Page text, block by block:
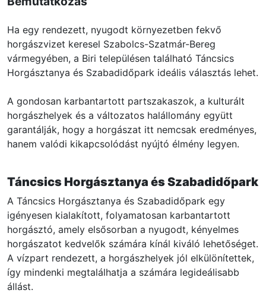
Ha egy rendezett, nyugodt környezetben fekvő
horgászvizet keresel Szabolcs-Szatmár-Bereg
vármegyében, a Biri településen található Táncsics
Horgásztanya és Szabadidőpark ideális választás lehet.
A gondosan karbantartott partszakaszok, a kulturált
horgászhelyek és a változatos halállomány együtt
garantálják, hogy a horgászat itt nemcsak eredményes,
hanem valódi kikapcsolódást nyújtó élmény legyen.
Táncsics Horgásztanya és Szabadidőpark
A Táncsics Horgásztanya és Szabadidőpark egy
igényesen kialakított, folyamatosan karbantartott
horgásztó, amely elsősorban a nyugodt, kényelmes
horgászatot kedvelők számára kínál kiváló lehetőséget.
A vízpart rendezett, a horgászhelyek jól elkülönítettek,
így mindenki megtalálhatja a számára legideálisabb
állást.